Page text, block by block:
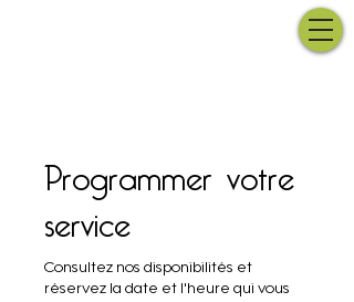
Programmer votre
service
Consultez nos disponibilités et
réservez la date et l'heure qui vous